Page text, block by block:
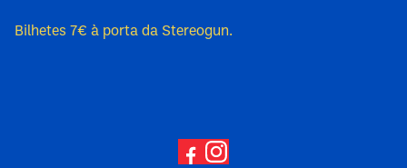
Bilhetes 7€ à porta da Stereogun.